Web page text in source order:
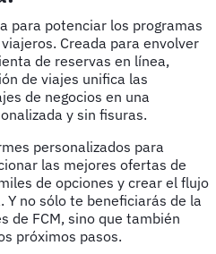
para potenciar los programas
Creada para envolver
de reservas en línea,
de viajes unifica las
de negocios en una
y sin fisuras.
personalizados para
las mejores ofertas de
de opciones y crear el flujo
no sólo te beneficiarás de la
de FCM, sino que también
próximos pasos.